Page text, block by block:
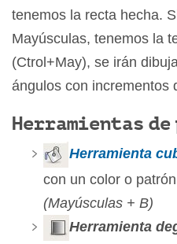
tenemos la recta hecha.
Mayúsculas, tenemos la
(Ctrol+May), se irán
ángulos con incrementos
Herramientas
Herramienta
con un color o
(Mayúsculas + B)
Herramienta